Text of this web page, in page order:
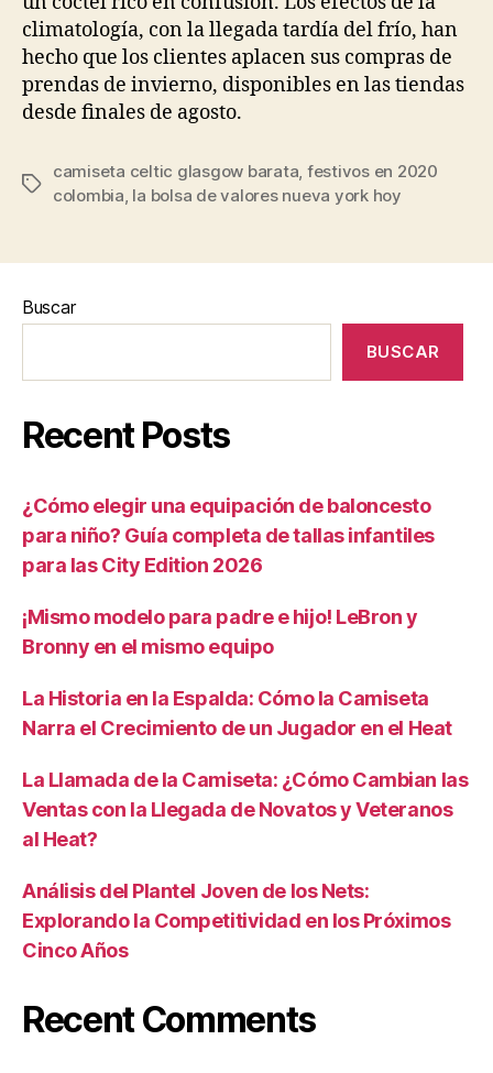
climatología, con la llegada tardía del frío, han
hecho que los clientes aplacen sus compras de
prendas de invierno, disponibles en las tiendas
desde finales de agosto.
Etiquetas
camiseta celtic glasgow barata festivos en 2020
colombia la bolsa de valores nueva york hoy
Buscar
BUSCAR
Recent Posts
¿Cómo elegir una equipación de baloncesto
para niño? Guía completa de tallas infantiles
para las City Edition 2026
¡Mismo modelo para padre e hijo! LeBron y
Bronny en el mismo equipo
La Historia en la Espalda: Cómo la Camiseta
Narra el Crecimiento de un Jugador en el Heat
La Llamada de la Camiseta: ¿Cómo Cambian las
Ventas con la Llegada de Novatos y Veteranos
al Heat?
Análisis del Plantel Joven de los Nets:
Explorando la Competitividad en los Próximos
Cinco Años
Recent Comments